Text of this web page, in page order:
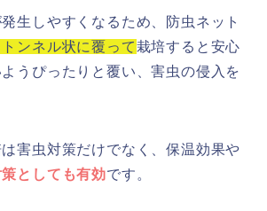
生しやすくなるため、防虫ネット
ンネル状に覆って栽培すると安心
うぴったりと覆い、害虫の侵入を
害虫対策だけでなく、保温効果や
策としても有効です。